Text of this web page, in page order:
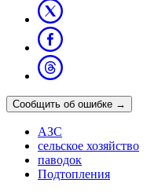
Сообщить об ошибке →
АЗС
сельское хозяйство
паводок
Подтопления